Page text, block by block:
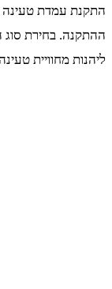
התקנת עמדת טעינה
ההתקנה. בחירת
ליהנות מחוויית